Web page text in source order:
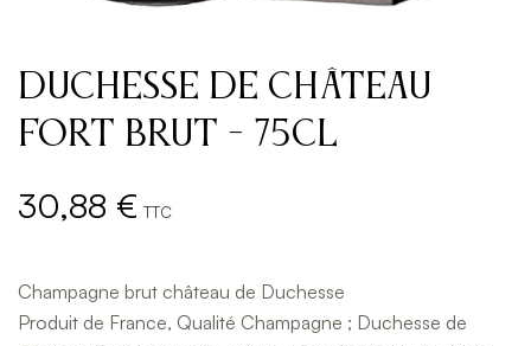
Duchesse de Château
fort brut - 75cl
30,88 € TTC
Champagne brut château de Duchesse
Produit de France, Qualité Champagne ; Duchesse de